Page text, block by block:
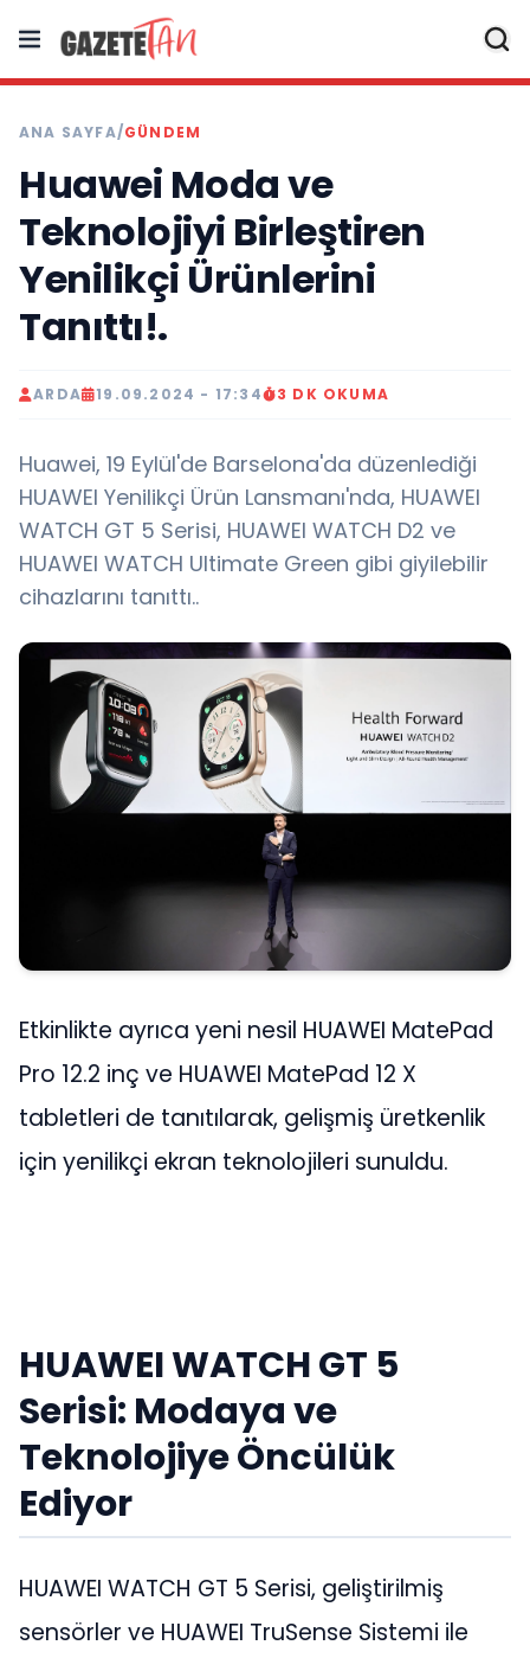
ANA SAYFA/GÜNDEM
Huawei Moda ve
Teknolojiyi Birleştiren
Yenilikçi Ürünlerini
Tanıttı!.
ARDA 19.09.2024 - 17:34 3 DK OKUMA
Huawei, 19 Eylül'de Barselona'da düzenlediği
HUAWEI Yenilikçi Ürün Lansmanı'nda, HUAWEI
WATCH GT 5 Serisi, HUAWEI WATCH D2 ve
HUAWEI WATCH Ultimate Green gibi giyilebilir
cihazlarını tanıttı..
Etkinlikte ayrıca yeni nesil HUAWEI MatePad
Pro 12.2 inç ve HUAWEI MatePad 12 X
tabletleri de tanıtılarak, gelişmiş üretkenlik
için yenilikçi ekran teknolojileri sunuldu.
HUAWEI WATCH GT 5
Serisi: Modaya ve
Teknolojiye Öncülük
Ediyor
HUAWEI WATCH GT 5 Serisi, geliştirilmiş
sensörler ve HUAWEI TruSense Sistemi ile